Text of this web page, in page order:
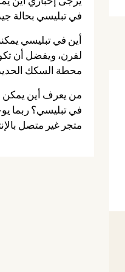
في تبليسي بحالة
أين في تبليسي
لفرن، ويفضل أن
محطة السكك
من يعرف أين
في تبليسي؟ ربما
متجر غير متصل